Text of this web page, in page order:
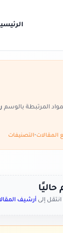
المرتبطة بالوسم
•التصنيفات
إلى أرشيف